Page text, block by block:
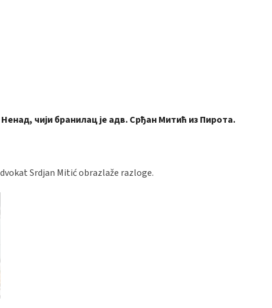
чији бранилац је адв. Срђан Митић из Пирота.
Srdjan Mitić obrazlaže razloge.